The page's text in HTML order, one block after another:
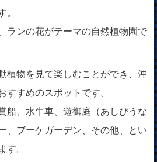
。
ランの花がテーマの自然植物園で
植物を見て楽しむことができ、沖
すすめのスポットです。
船、水牛車、遊御庭（あしびうな
、ブーケガーデン、その他、とい
す。